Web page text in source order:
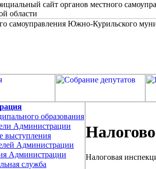
сайт органов местного
области
образования
Администрации
выступления
Администрации
Администрации
служба
Налоговая